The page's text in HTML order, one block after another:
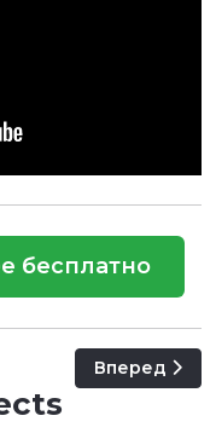
бесплатно
Следующий:
Вперед